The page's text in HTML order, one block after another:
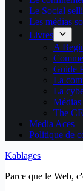
Le Social
Les médias
Livres
A
Guide
La
La
The
Media Aces
Politique de
Kablages
Parce que le Web,